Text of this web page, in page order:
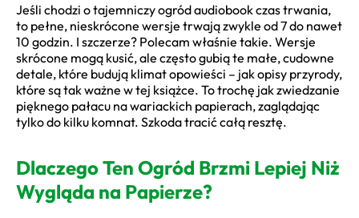
Jeśli chodzi o tajemniczy ogród audiobook czas trwania,
to pełne, nieskrócone wersje trwają zwykle od 7 do nawet
10 godzin. I szczerze? Polecam właśnie takie. Wersje
skrócone mogą kusić, ale często gubią te małe, cudowne
detale, które budują klimat opowieści – jak opisy przyrody,
które są tak ważne w tej książce. To trochę jak zwiedzanie
pięknego pałacu na wariackich papierach, zaglądając
tylko do kilku komnat. Szkoda tracić całą resztę.
Dlaczego Ten Ogród Brzmi Lepiej Niż
Wygląda na Papierze?